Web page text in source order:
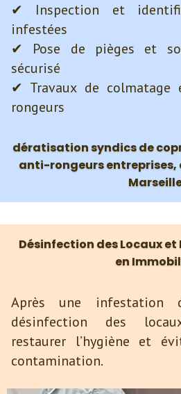
✔ Inspection et
infestées
✔ Pose de pièges et
sécurisé
✔ Travaux de
rongeurs
dératisationsyndics de
anti-rongeurs
Désinfection des Locaux
en
Après une infestation
désinfection des
restaurer l’hygiène et
contamination.